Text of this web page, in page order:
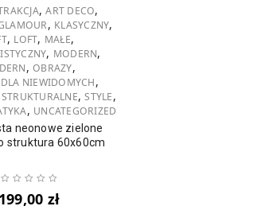
,ART DECO,
, KLASYCZNY,
, LOFT, MAŁE,
, MODERN,
,OBRAZY,
NIEWIDOMYCH,
STRUKTURALNE,STYLE,
, UNCATEGORIZED
neonowe zielone
struktura 60x60cm
199,00 zł